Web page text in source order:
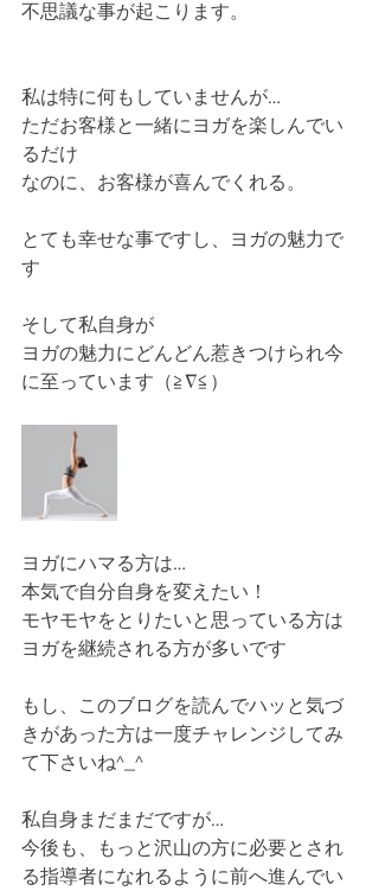
不思議な事が起こります。
私は特に何もしていませんが…
ただお客様と一緒にヨガを楽しんでい
るだけ
なのに、お客様が喜んでくれる。
とても幸せな事ですし、ヨガの魅力で
す
そして私自身が
ヨガの魅力にどんどん惹きつけられ今
に至っています（≧∇≦）
ヨガにハマる方は…
本気で自分自身を変えたい！
モヤモヤをとりたいと思っている方は
ヨガを継続される方が多いです
もし、このブログを読んでハッと気づ
きがあった方は一度チャレンジしてみ
て下さいね^_^
私自身まだまだですが…
今後も、もっと沢山の方に必要とされ
る指導者になれるように前へ進んでい